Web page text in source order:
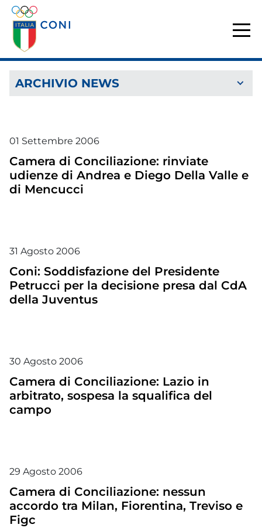
01 Settembre 2006
Camera di Conciliazione: rinviate
udienze di Andrea e Diego Della Valle e
di Mencucci
31 Agosto 2006
Coni: Soddisfazione del Presidente
Petrucci per la decisione presa dal CdA
della Juventus
30 Agosto 2006
Camera di Conciliazione: Lazio in
arbitrato, sospesa la squalifica del
campo
29 Agosto 2006
Camera di Conciliazione: nessun
accordo tra Milan, Fiorentina, Treviso e
Figc
ARCHIVIO NEWS